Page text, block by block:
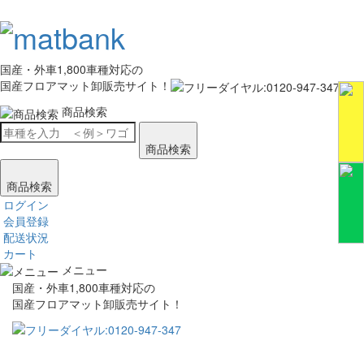
国産・外車1,800車種対応の
国産フロアマット卸販売サイト！
商品検索
商品検索
商品検索
ログイン
会員登録
配送状況
カート
メニュー
国産・外車1,800車種対応の
国産フロアマット卸販売サイト！